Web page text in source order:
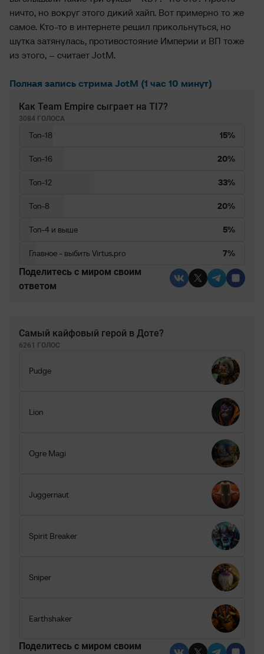
ничто, но вокруг этого дикий хайп. Вот примерно то же
самое. Кто-то в интернете решил прикольнуться, но
шутка затянулась, противостояние Империи и ВП тоже
из этого, – считает JotM.
Полная запись стрима JotM (1 час 10 минут)
Как Team Empire сыграет на TI7?
3084 ГОЛОСА
Топ-18 15%
Топ-16 20%
Топ-12 33%
Топ-8 20%
Топ-4 и выше 5%
Главное - выбить Virtus.pro 7%
Поделитесь c миром своим
ответом
Самый кайфовый герой в Доте?
6261 ГОЛОС
Pudge
Lion
Ogre Magi
Juggernaut
Spirit Breaker
Sniper
Earthshaker
Поделитесь c миром своим